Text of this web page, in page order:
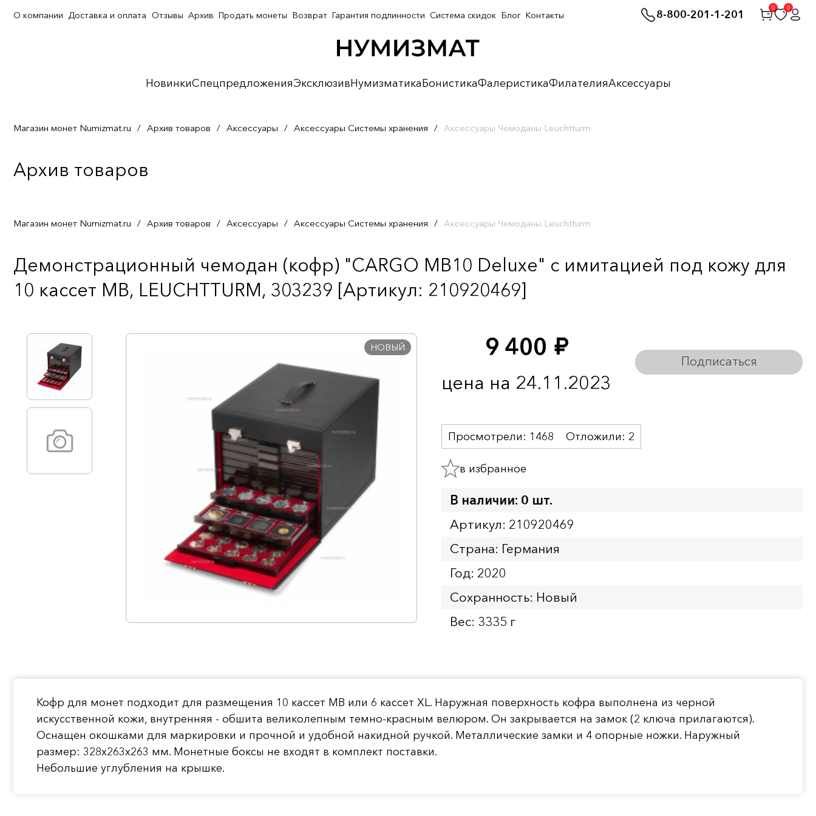
8-800-201-1-201
0 0
НовинкиСпецпредложенияЭксклюзивНумизматикаБонистикаФалеристикаФилателияАксессуары
О компании Доставка и оплата Отзывы Архив Продать монеты Возврат Гарантия подлинности Система скидок Блог Контакты
Магазин монет Numizmat.ru / Архив товаров / Аксессуары / Аксессуары Системы хранения / Аксессуары Чемоданы Leuchtturm
Архив товаров
Магазин монет Numizmat.ru / Архив товаров / Аксессуары / Аксессуары Системы хранения / Аксессуары Чемоданы Leuchtturm
Демонстрационный чемодан (кофр) "CARGO MB10 Deluxe" с имитацией под кожу для
10 кассет MB, LEUCHTTURM, 303239 [Артикул: 210920469]
НОВЫЙ 9 400 руб.
цена на 24.11.2023
Подписаться
Просмотрели: 1468 Отложили: 2
в избранное
В наличии: 0 шт.
Артикул: 210920469
Страна: Германия
Год: 2020
Сохранность: Новый
Вес: 3335 г
Кофр для монет подходит для размещения 10 кассет MB или 6 кассет XL. Наружная поверхность кофра выполнена из черной
искусственной кожи, внутренняя - обшита великолепным темно-красным велюром. Он закрывается на замок (2 ключа прилагаются).
Оснащен окошками для маркировки и прочной и удобной накидной ручкой. Металлические замки и 4 опорные ножки. Наружный
размер: 328х263х263 мм. Монетные боксы не входят в комплект поставки.
Небольшие углубления на крышке.